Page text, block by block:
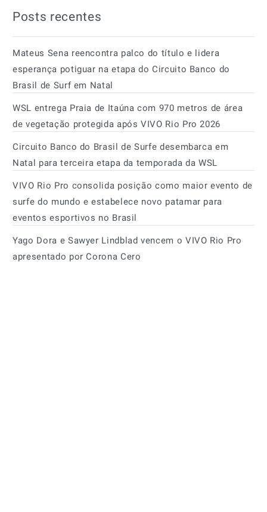
Posts recentes
Mateus Sena reencontra palco do título e lidera
esperança potiguar na etapa do Circuito Banco do
Brasil de Surf em Natal
WSL entrega Praia de Itaúna com 970 metros de área
de vegetação protegida após VIVO Rio Pro 2026
Circuito Banco do Brasil de Surfe desembarca em
Natal para terceira etapa da temporada da WSL
VIVO Rio Pro consolida posição como maior evento de
surfe do mundo e estabelece novo patamar para
eventos esportivos no Brasil
Yago Dora e Sawyer Lindblad vencem o VIVO Rio Pro
apresentado por Corona Cero